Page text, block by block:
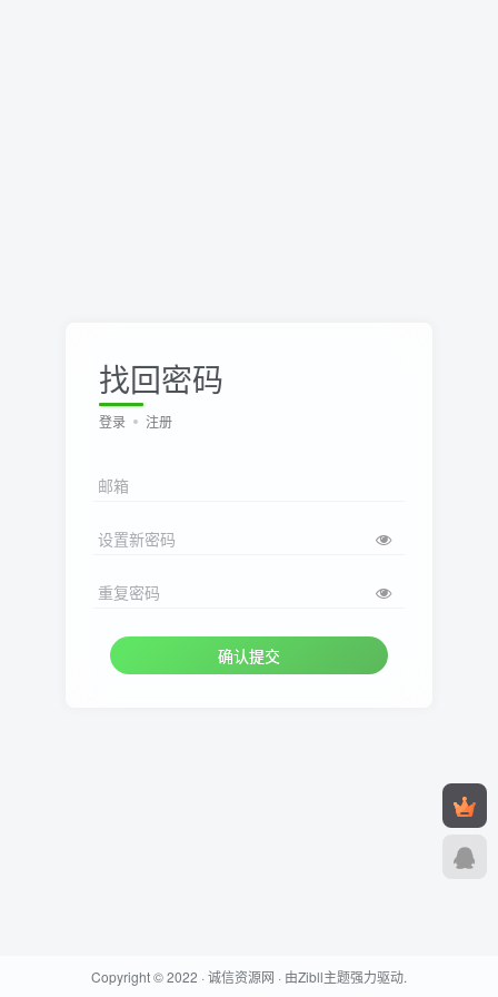
找回密码
登录 注册
邮箱
设置新密码
重复密码
确认提交
Copyright © 2022 · 诚信资源网 · 由Zibll主题强力驱动.